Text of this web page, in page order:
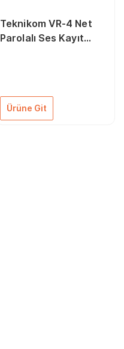
Teknikom VR-4 Net
Parolalı Ses Kayıt
Ürüne Git